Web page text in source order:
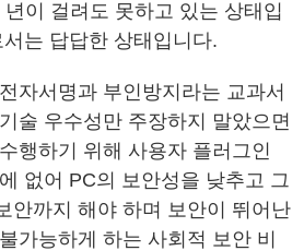
년이 걸려도 못하고 있는 상태입
는 답답한 상태입니다.
자서명과 부인방지라는 교과서
술 우수성만 주장하지 말았으면
행하기 위해 사용자 플러그인
없어 PC의 보안성을 낮추고 그
안까지 해야 하며 보안이 뛰어난
가능하게 하는 사회적 보안 비